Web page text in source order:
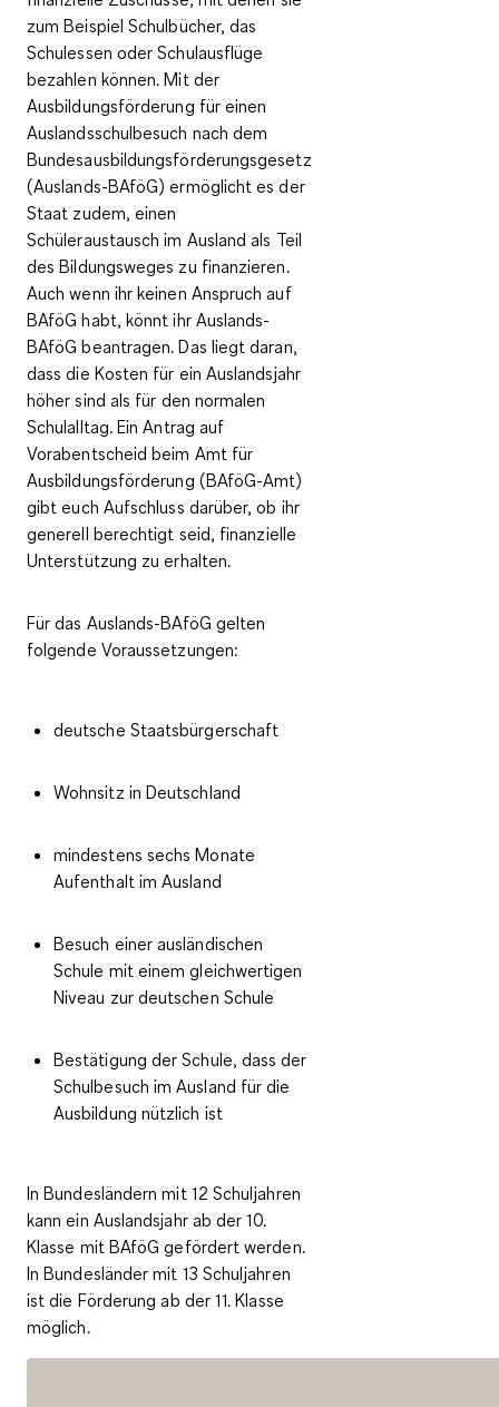
zum Beispiel Schulbücher, das
Schulessen oder Schulausflüge
bezahlen können. Mit der
Ausbildungsförderung für einen
Auslandsschulbesuch nach dem
Bundesausbildungsförderungsgesetz
(Auslands-BAföG) ermöglicht es der
Staat zudem, einen
Schüleraustausch im Ausland als Teil
des Bildungsweges zu finanzieren.
Auch wenn ihr keinen Anspruch auf
BAföG habt, könnt ihr Auslands-
BAföG beantragen. Das liegt daran,
dass die Kosten für ein Auslandsjahr
höher sind als für den normalen
Schulalltag. EinAntrag auf
Vorabentscheid beim Amt für
Ausbildungsförderung (BAföG-Amt)
gibt euch Aufschluss darüber, ob ihr
generell berechtigt seid, finanzielle
Unterstützung zu erhalten.
Für das Auslands-BAföG gelten
folgende Voraussetzungen:
deutsche Staatsbürgerschaft
Wohnsitz in Deutschland
mindestens sechs Monate
Aufenthalt im Ausland
Besuch einer ausländischen
Schule mit einem gleichwertigen
Niveau zur deutschen Schule
Bestätigung der Schule, dass der
Schulbesuch im Ausland für die
Ausbildung nützlich ist
In Bundesländern mit 12 Schuljahren
kann ein Auslandsjahr ab der 10.
Klasse mit BAföG gefördert werden.
In Bundesländer mit 13 Schuljahren
ist die Förderungab der 11. Klasse
möglich.